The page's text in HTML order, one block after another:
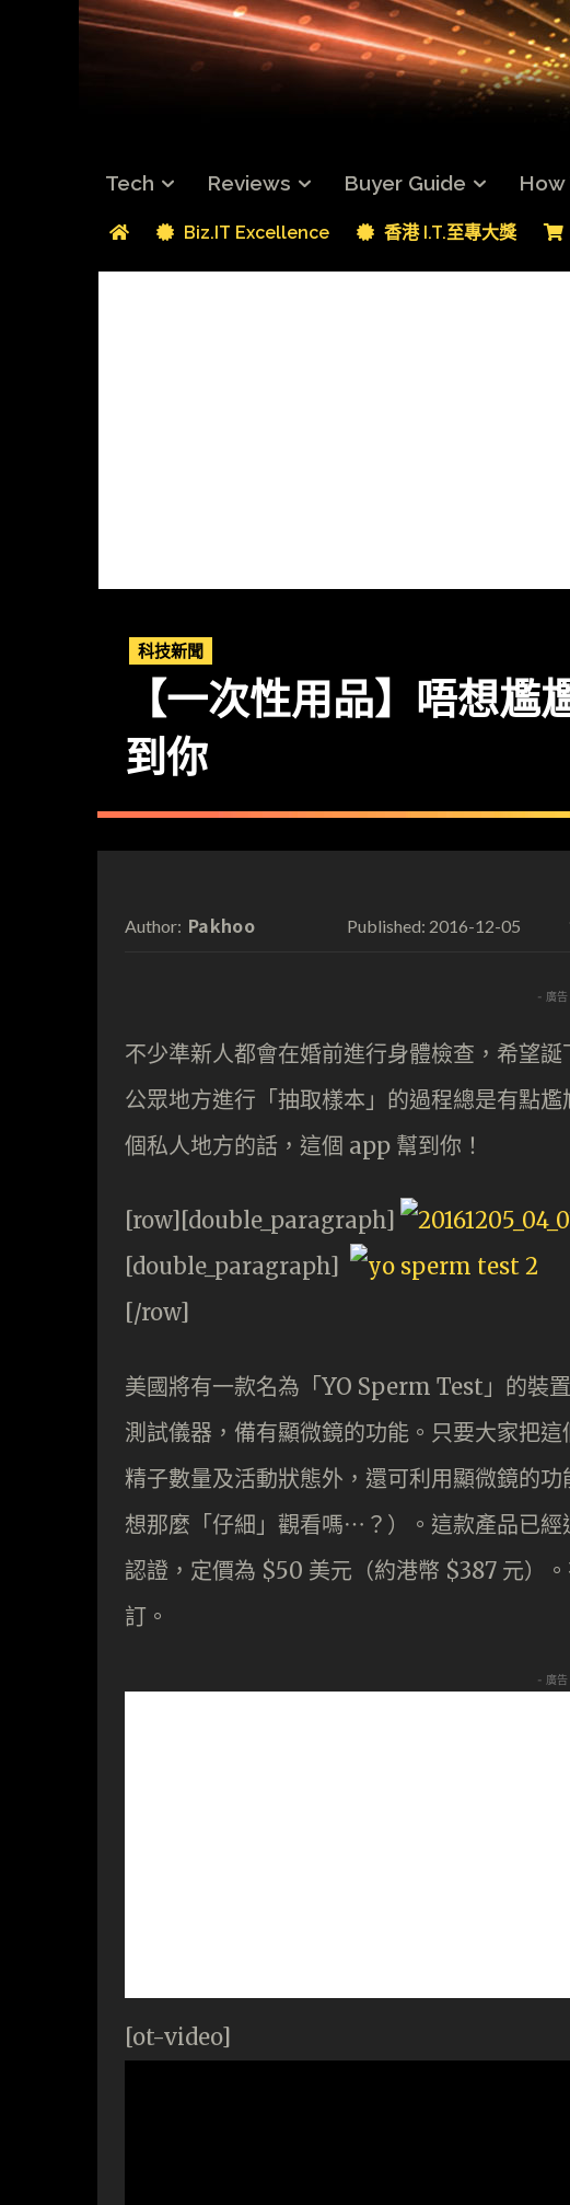
Tech Reviews Buyer Guide How
Biz.IT Excellence 香港 I.T.至專大獎
科技新聞
【一次性用品】唔想
到你
Author: Pakhoo Published: 2016-12-05
- 廣
不少準新人都會在婚前進行身體檢查，希望
公眾地方進行「抽取樣本」的過程總是有點
個私人地方的話，這個 app 幫到你！
[row][double_paragraph]
[double_paragraph]
[/row]
美國將有一款名為「YO Sperm Test」的裝
測試儀器，備有顯微鏡的功能。只要大家把
精子數量及活動狀態外，還可利用顯微鏡的
想那麼「仔細」觀看嗎⋯？）。這款產品已
認證，定價為 $50 美元（約港幣 $387 元）
訂。
- 廣
[ot-video]